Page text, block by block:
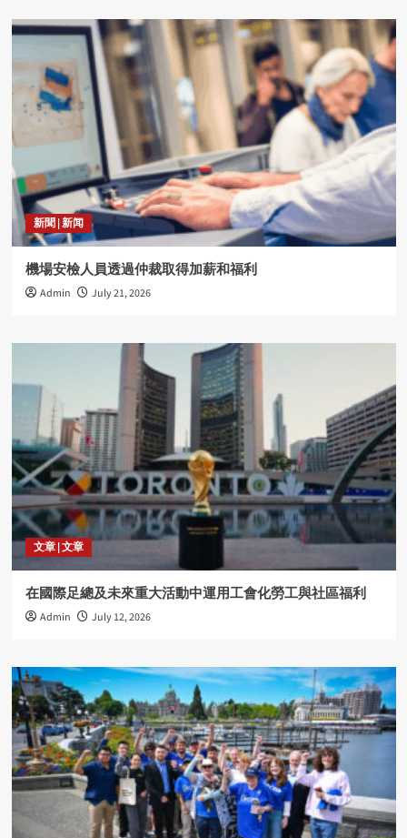
新聞 | 新闻
機場安檢人員透過仲裁取得加薪和福利
Admin July 21, 2026
文章 | 文章
在國際足總及未來重大活動中運用工會化勞工與社區福利
Admin July 12, 2026